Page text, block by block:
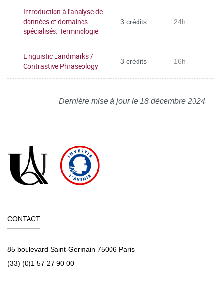
Introduction à l'analyse de
données et domaines
spécialisés. Terminologie
3 crédits 24h
Linguistic Landmarks /
Contrastive Phraseology
3 crédits 16h
Dernière mise à jour le 18 décembre 2024
CONTACT
85 boulevard Saint-Germain 75006 Paris
(33) (0)1 57 27 90 00